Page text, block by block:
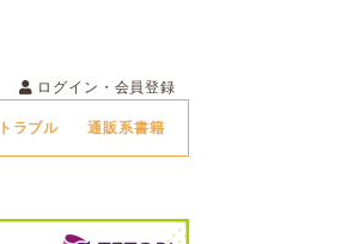
ログイン・会員登録
ラブル 通販系書籍